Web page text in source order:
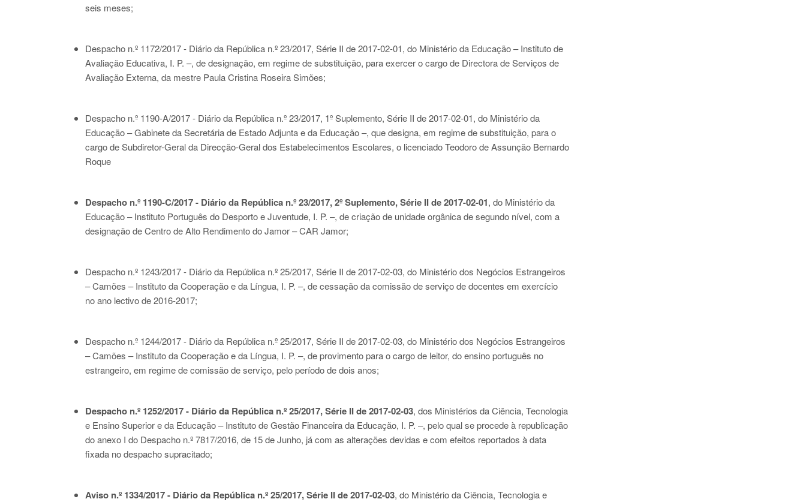
seis meses;
Despacho n.º 1172/2017 - Diário da República n.º 23/2017, Série II de 2017-02-01, do Ministério da Educação – Instituto de
Avaliação Educativa, I. P. –, de designação, em regime de substituição, para exercer o cargo de Directora de Serviços de
Avaliação Externa, da mestre Paula Cristina Roseira Simões;
Despacho n.º 1190-A/2017 - Diário da República n.º 23/2017, 1º Suplemento, Série II de 2017-02-01, do Ministério da
Educação – Gabinete da Secretária de Estado Adjunta e da Educação –, que designa, em regime de substituição, para o
cargo de Subdiretor-Geral da Direcção-Geral dos Estabelecimentos Escolares, o licenciado Teodoro de Assunção Bernardo
Roque
Despacho n.º 1190-C/2017 - Diário da República n.º 23/2017, 2º Suplemento, Série II de 2017-02-01, do Ministério da
Educação – Instituto Português do Desporto e Juventude, I. P. –, de criação de unidade orgânica de segundo nível, com a
designação de Centro de Alto Rendimento do Jamor – CAR Jamor;
Despacho n.º 1243/2017 - Diário da República n.º 25/2017, Série II de 2017-02-03, do Ministério dos Negócios Estrangeiros
– Camões – Instituto da Cooperação e da Língua, I. P. –, de cessação da comissão de serviço de docentes em exercício
no ano lectivo de 2016-2017;
Despacho n.º 1244/2017 - Diário da República n.º 25/2017, Série II de 2017-02-03, do Ministério dos Negócios Estrangeiros
– Camões – Instituto da Cooperação e da Língua, I. P. –, de provimento para o cargo de leitor, do ensino português no
estrangeiro, em regime de comissão de serviço, pelo período de dois anos;
Despacho n.º 1252/2017 - Diário da República n.º 25/2017, Série II de 2017-02-03, dos Ministérios da Ciência, Tecnologia
e Ensino Superior e da Educação – Instituto de Gestão Financeira da Educação, I. P. –, pelo qual se procede à republicação
do anexo I do Despacho n.º 7817/2016, de 15 de Junho, já com as alterações devidas e com efeitos reportados à data
fixada no despacho supracitado;
Aviso n.º 1334/2017 - Diário da República n.º 25/2017, Série II de 2017-02-03, do Ministério da Ciência, Tecnologia e